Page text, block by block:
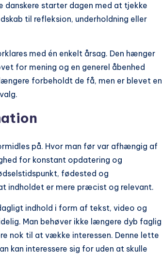
danskere starter dagen med at tjekke
til refleksion, underholdning eller
med én enkelt årsag. Den hænger
for mening og en generel åbenhed
forbeholdt de få, men er blevet en
på. Hvor man før var afhængig af
for konstant opdatering og
fødested og
indholdet er mere præcist og relevant.
indhold i form af tekst, video og
Man behøver ikke længere dyb faglig
nok til at vække interessen. Denne lette
kan interessere sig for uden at skulle